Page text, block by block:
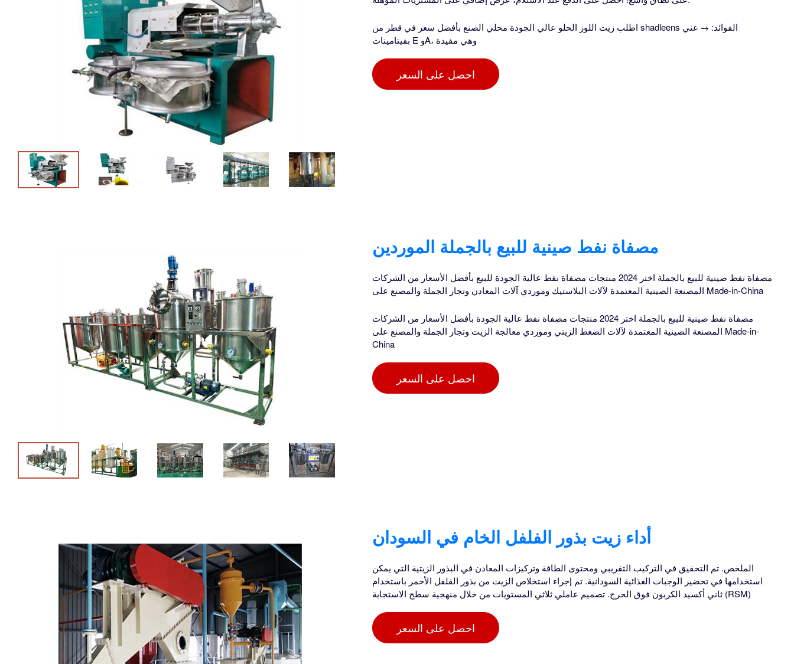
اطلب زيت اللوز الحلو عالي الجودة محلي الصنع بأفضل سعر في قطر من shadleens الفوائد: → غني
بفيتامينات E وA، وهي مفيدة
احصل على السعر
مصفاة نفط صينية للبيع بالجملة الموردين
مصفاة نفط صينية للبيع بالجملة اختر 2024 منتجات مصفاة نفط عالية الجودة للبيع بأفضل الأسعار من الشركات
المصنعة الصينية المعتمدة لآلات البلاستيك وموردي آلات المعادن وتجار الجملة والمصنع على Made-in-China
مصفاة نفط صينية للبيع بالجملة اختر 2024 منتجات مصفاة نفط عالية الجودة بأفضل الأسعار من الشركات
المصنعة الصينية المعتمدة لآلات الضغط الزيتي وموردي معالجة الزيت وتجار الجملة والمصنع على Made-in-
China
احصل على السعر
أداء زيت بذور الفلفل الخام في السودان
الملخص. تم التحقيق في التركيب التقريبي ومحتوى الطاقة وتركيزات المعادن في البذور الزيتية التي يمكن
استخدامها في تحضير الوجبات الغذائية السودانية. تم إجراء استخلاص الزيت من بذور الفلفل الأحمر باستخدام
ثاني أكسيد الكربون فوق الحرج. تصميم عاملي ثلاثي المستويات من خلال منهجية سطح الاستجابة (RSM)
احصل على السعر